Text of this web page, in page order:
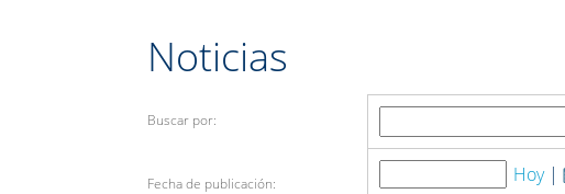
Noticias
Buscar por:
Fecha de publicación: Hoy|